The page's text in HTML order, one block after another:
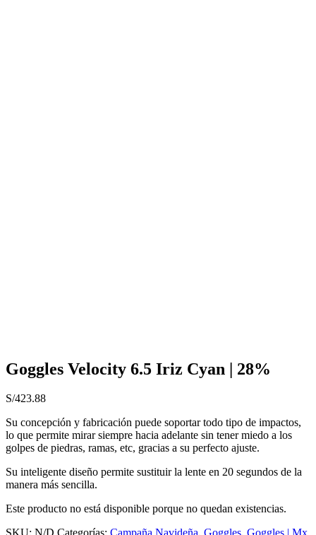
Goggles Velocity 6.5 Iriz Cyan | 28%
S/423.88
Su concepción y fabricación puede soportar todo tipo de impactos,
lo que permite mirar siempre hacia adelante sin tener miedo a los
golpes de piedras, ramas, etc, gracias a su perfecto ajuste.
Su inteligente diseño permite sustituir la lente en 20 segundos de la
manera más sencilla.
Este producto no está disponible porque no quedan existencias.